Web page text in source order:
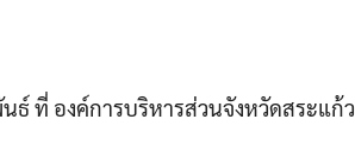
for:
Search
ธ์ ที่ องค์การบริหารส่วนจังหวัดสระแก้ว